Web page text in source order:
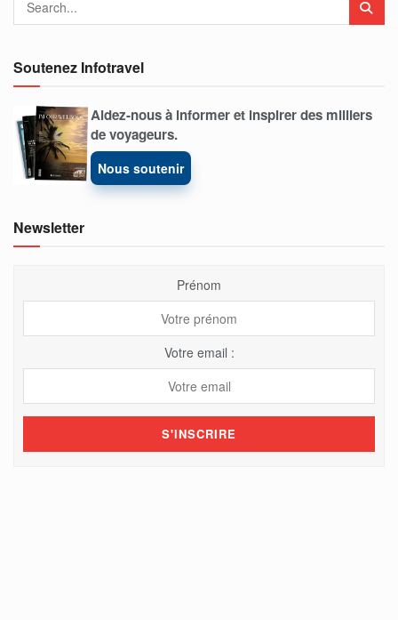
Soutenez Infotravel
Aidez-nous à informer et inspirer des milliers
de voyageurs.
Nous soutenir
Newsletter
Prénom
Votre email :